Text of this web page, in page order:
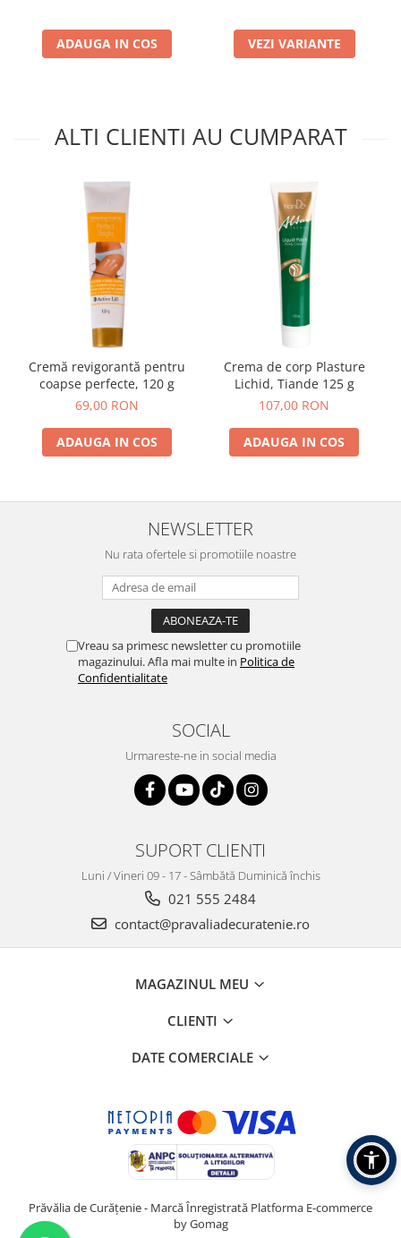
ADAUGA IN COS VEZI VARIANTE
ALTI CLIENTI AU CUMPARAT
Cremă revigorantă pentru
coapse perfecte, 120 g
69,00 RON
ADAUGA IN COS
Crema de corp Plasture
Lichid, Tiande 125 g
107,00 RON
ADAUGA IN COS
NEWSLETTER
Nu rata ofertele si promotiile noastre
Vreau sa primesc newsletter cu promotiile
magazinului. Afla mai multe in Politica de
Confidentialitate
SOCIAL
Urmareste-ne in social media
SUPORT CLIENTI
Luni / Vineri 09 - 17 - Sâmbătă Duminică închis
021 555 2484
contact@pravaliadecuratenie.ro
MAGAZINUL MEU
CLIENTI
DATE COMERCIALE
Prăvălia de Curățenie - Marcă Înregistrată Platforma E-commerce
by Gomag